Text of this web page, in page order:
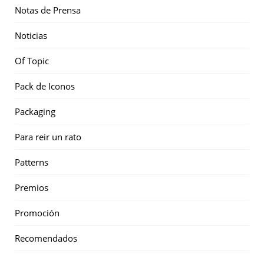
Notas de Prensa
Noticias
Of Topic
Pack de Iconos
Packaging
Para reir un rato
Patterns
Premios
Promoción
Recomendados